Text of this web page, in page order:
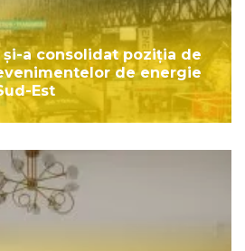
și-a consolidat poziția de
de energie
Est